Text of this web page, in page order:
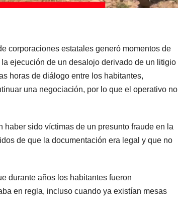
corporaciones estatales generó momentos de
ejecución de un desalojo derivado de un litigio
horas de diálogo entre los habitantes,
una negociación, por lo que el operativo no
sido víctimas de un presunto fraude en la
de que la documentación era legal y que no
durante años los habitantes fueron
en regla, incluso cuando ya existían mesas